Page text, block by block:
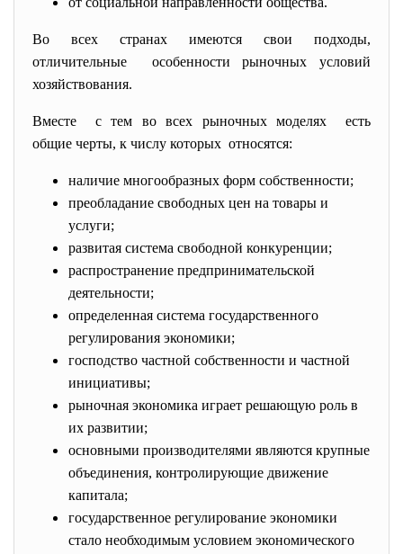
Во всех странах имеются свои подходы,
отличительные особенности рыночных условий
хозяйствования.
Вместе с тем во всех рыночных моделях есть
общие черты, к числу которых относятся:
наличие многообразных форм собственности;
преобладание свободных цен на товары и
услуги;
развитая система свободной конкуренции;
распространение предпринимательской
деятельности;
определенная система государственного
регулирования экономики;
господство частной собственности и частной
инициативы;
рыночная экономика играет решающую роль в
их развитии;
основными производителями являются крупные
объединения, контролирующие движение
капитала;
государственное регулирование экономики
стало необходимым условием экономического